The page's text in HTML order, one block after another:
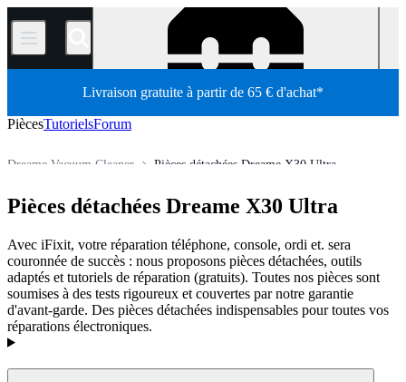
/
Livraison gratuite à partir de 65 € d'achat*
PiècesTutorielsForum
Pièces détachées Dreame X30 Ultra
Dreame Vacuum Cleaner
Pièces détachées
Boutique
Pièces détachées Dreame X30 Ultra
Avec iFixit, votre réparation téléphone, console, ordi et. sera
couronnée de succès : nous proposons pièces détachées, outils
adaptés et tutoriels de réparation (gratuits). Toutes nos pièces sont
soumises à des tests rigoureux et couvertes par notre garantie
d'avant-garde. Des pièces détachées indispensables pour toutes vos
réparations électroniques.
Produits